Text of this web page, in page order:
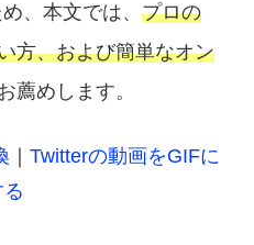
、本文では、プロの
方、および簡単なオン
薦めします。
｜Twitterの動画をGIFに